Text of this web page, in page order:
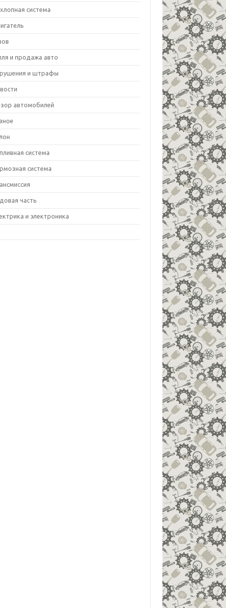
система
и продажа авто
и штрафы
автомобилей
система
система
часть
и электроника